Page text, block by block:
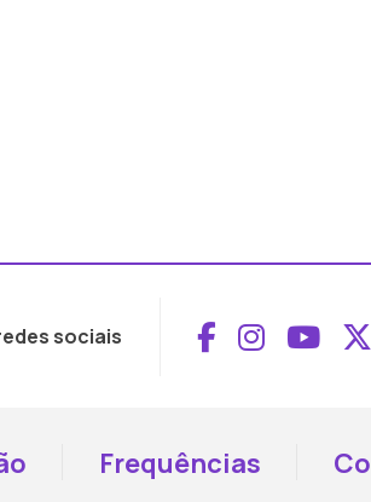
sociais Aceder
Aceder
Frequências